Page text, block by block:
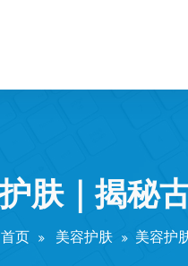
肤｜揭秘
首页 美容护肤 美容护